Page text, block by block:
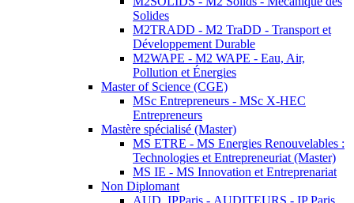
Solides
M2TRADD - M2 TraDD - Transport et
Développement Durable
M2WAPE - M2 WAPE - Eau, Air,
Pollution et Énergies
Master of Science (CGE)
MSc Entrepreneurs - MSc X-HEC
Entrepreneurs
Mastère spécialisé (Master)
MS ETRE - MS Energies Renouvelables :
Technologies et Entrepreneuriat (Master)
MS IE - MS Innovation et Entreprenariat
Non Diplomant
AUD_IPParis - AUDITEURS - IP Paris